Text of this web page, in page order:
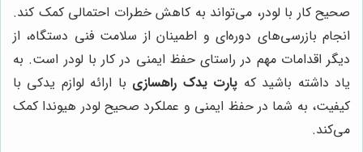
صحیح کار با لودر، می‌تواند به کاهش خطرات احتمالی کمک کند.
انجام بازرسی‌های دوره‌ای و اطمینان از سلامت فنی دستگاه، از
دیگر اقدامات مهم در راستای حفظ ایمنی در کار با لودر است. به
یاد داشته باشید که پارت یدک راهسازی با ارائه لوازم یدکی با
کیفیت، به شما در حفظ ایمنی و عملکرد صحیح لودر هیوندا کمک
می‌کند.